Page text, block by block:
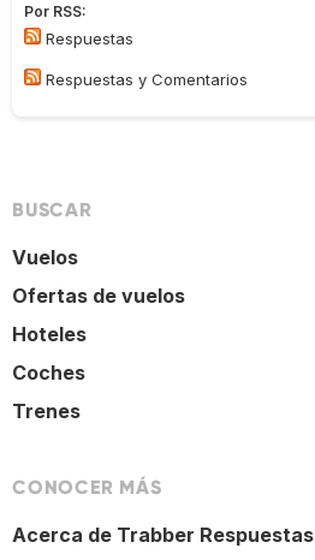
Por RSS:
Respuestas
Respuestas y Comentarios
BUSCAR
Vuelos
Ofertas de vuelos
Hoteles
Coches
Trenes
CONOCER MÁS
Acerca de Trabber Respuestas